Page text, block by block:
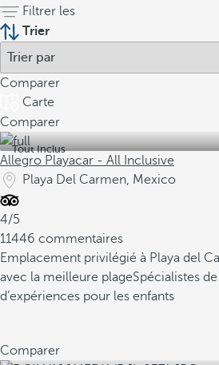
Filtrer les
Trier
Comparer
Carte
Comparer
Tout Inclus
Allegro Playacar - All Inclusive
Playa Del Carmen, Mexico
4/5
11446 commentaires
Emplacement privilégié à Playa del
avec la meilleure plageSpécialistes
d’expériences pour les enfants
Comparer